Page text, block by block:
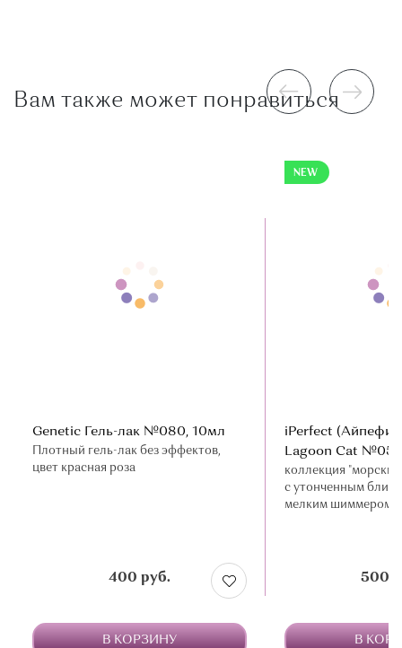
Вам также может понравиться
Genetic Гель-лак №080, 10мл
Плотный гель-лак без эффектов,
цвет красная роза
400 руб.
В КОРЗИНУ
NEW
iPerfect
Lagoon Cat №05,
коллекция
с утонченным
мелким шиммером
500
В